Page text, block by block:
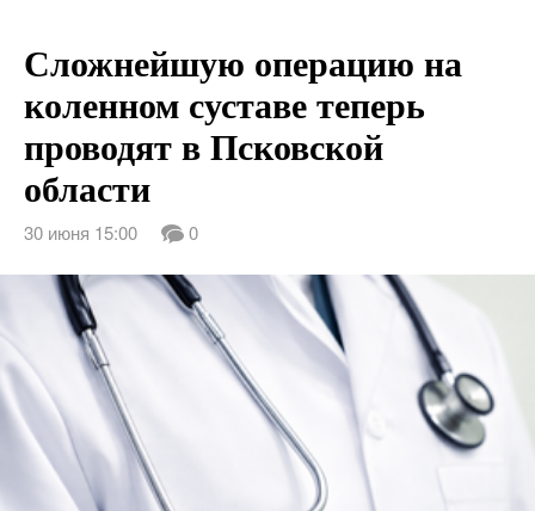
Сложнейшую операцию на
коленном суставе теперь
проводят в Псковской
области
30 июня 15:00 0